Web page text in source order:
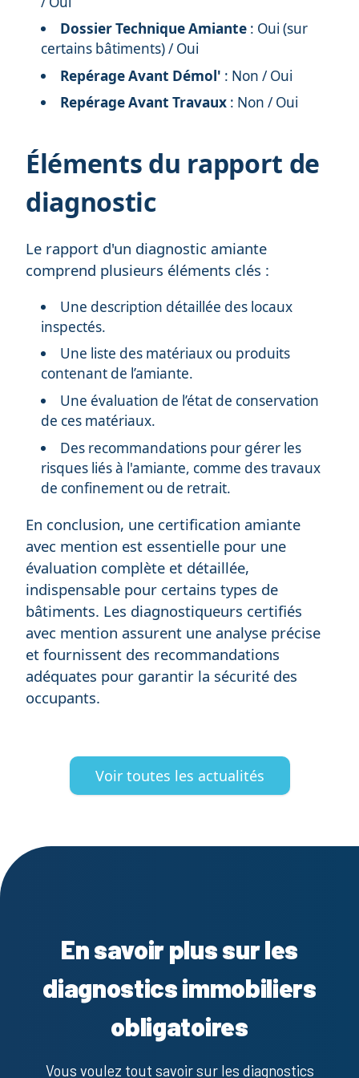
Dossier Technique Amiante : Oui (sur
certains bâtiments) / Oui
Repérage Avant Démol' : Non / Oui
Repérage Avant Travaux : Non / Oui
Éléments du rapport de
diagnostic
Le rapport d'un diagnostic amiante
comprend plusieurs éléments clés :
Une description détaillée des locaux
inspectés.
Une liste des matériaux ou produits
contenant de l’amiante.
Une évaluation de l’état de conservation
de ces matériaux.
Des recommandations pour gérer les
risques liés à l'amiante, comme des travaux
de confinement ou de retrait.
En conclusion, une certification amiante
avec mention est essentielle pour une
évaluation complète et détaillée,
indispensable pour certains types de
bâtiments. Les diagnostiqueurs certifiés
avec mention assurent une analyse précise
et fournissent des recommandations
adéquates pour garantir la sécurité des
occupants.
Voir toutes les actualités
En savoir plus sur les
diagnostics immobiliers
obligatoires
Vous voulez tout savoir sur les diagnostics